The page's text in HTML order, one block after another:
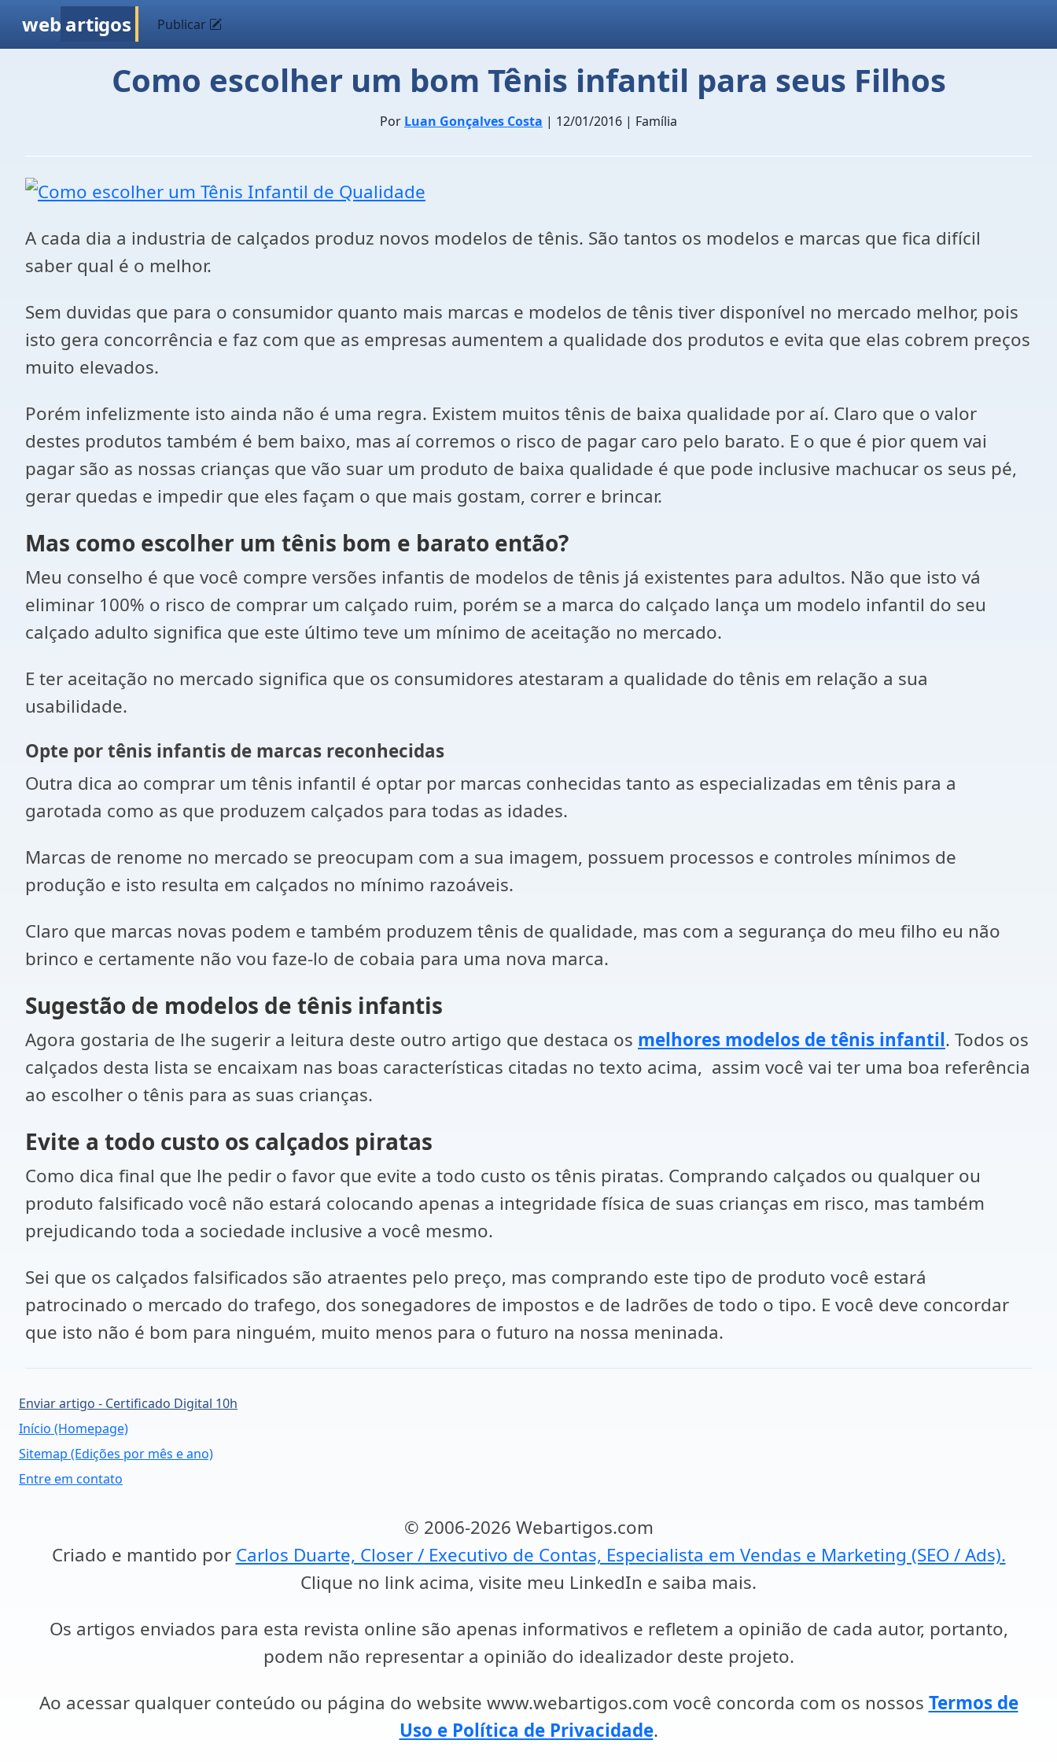
web artigos Publicar
Como escolher um bom Tênis infantil para seus Filhos
Por Luan Gonçalves Costa | 12/01/2016 | Família
A cada dia a industria de calçados produz novos modelos de tênis. São tantos os modelos e marcas que fica difícil
saber qual é o melhor.
Sem duvidas que para o consumidor quanto mais marcas e modelos de tênis tiver disponível no mercado melhor, pois
isto gera concorrência e faz com que as empresas aumentem a qualidade dos produtos e evita que elas cobrem preços
muito elevados.
Porém infelizmente isto ainda não é uma regra. Existem muitos tênis de baixa qualidade por aí. Claro que o valor
destes produtos também é bem baixo, mas aí corremos o risco de pagar caro pelo barato. E o que é pior quem vai
pagar são as nossas crianças que vão suar um produto de baixa qualidade é que pode inclusive machucar os seus pé,
gerar quedas e impedir que eles façam o que mais gostam, correr e brincar.
Mas como escolher um tênis bom e barato então?
Meu conselho é que você compre versões infantis de modelos de tênis já existentes para adultos. Não que isto vá
eliminar 100% o risco de comprar um calçado ruim, porém se a marca do calçado lança um modelo infantil do seu
calçado adulto significa que este último teve um mínimo de aceitação no mercado.
E ter aceitação no mercado significa que os consumidores atestaram a qualidade do tênis em relação a sua
usabilidade.
Opte por tênis infantis de marcas reconhecidas
Outra dica ao comprar um tênis infantil é optar por marcas conhecidas tanto as especializadas em tênis para a
garotada como as que produzem calçados para todas as idades.
Marcas de renome no mercado se preocupam com a sua imagem, possuem processos e controles mínimos de
produção e isto resulta em calçados no mínimo razoáveis.
Claro que marcas novas podem e também produzem tênis de qualidade, mas com a segurança do meu filho eu não
brinco e certamente não vou faze-lo de cobaia para uma nova marca.
Sugestão de modelos de tênis infantis
Agora gostaria de lhe sugerir a leitura deste outro artigo que destaca os melhores modelos de tênis infantil. Todos os
calçados desta lista se encaixam nas boas características citadas no texto acima, assim você vai ter uma boa referência
ao escolher o tênis para as suas crianças.
Evite a todo custo os calçados piratas
Como dica final que lhe pedir o favor que evite a todo custo os tênis piratas. Comprando calçados ou qualquer ou
produto falsificado você não estará colocando apenas a integridade física de suas crianças em risco, mas também
prejudicando toda a sociedade inclusive a você mesmo.
Sei que os calçados falsificados são atraentes pelo preço, mas comprando este tipo de produto você estará
patrocinado o mercado do trafego, dos sonegadores de impostos e de ladrões de todo o tipo. E você deve concordar
que isto não é bom para ninguém, muito menos para o futuro na nossa meninada.
Enviar artigo - Certificado Digital 10h
Início (Homepage)
Sitemap (Edições por mês e ano)
Entre em contato
© 2006-2026 Webartigos.com
Criado e mantido por Carlos Duarte, Closer / Executivo de Contas, Especialista em Vendas e Marketing (SEO / Ads).
Clique no link acima, visite meu LinkedIn e saiba mais.
Os artigos enviados para esta revista online são apenas informativos e refletem a opinião de cada autor, portanto,
podem não representar a opinião do idealizador deste projeto.
Ao acessar qualquer conteúdo ou página do website www.webartigos.com você concorda com os nossos Termos de
Uso e Política de Privacidade.